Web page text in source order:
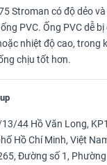
Stroman có độ dẻo
PVC. Ống PVC dễ
nhiệt độ cao, trong
chịu tốt hơn.
44 Hồ Văn Long,
Hồ Chí Minh, Việt
Đường số 1,